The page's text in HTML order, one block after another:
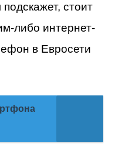
стоит
либо интернет-
в Евросети